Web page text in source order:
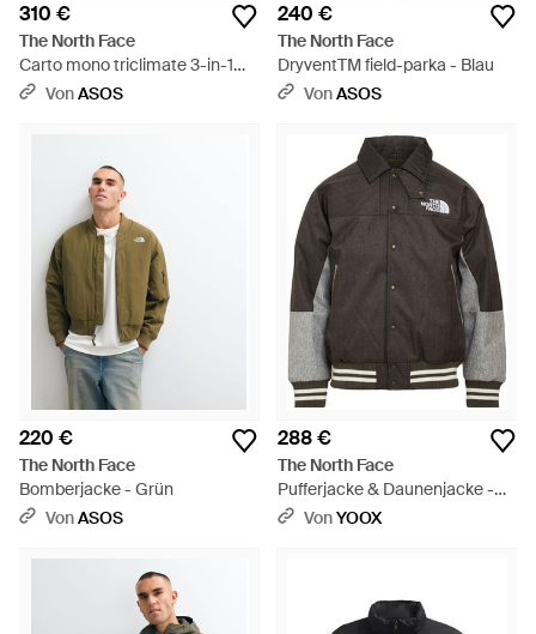
310 €
The North Face
Carto mono triclimate 3-in-1
kapuzenjacke - Blau
VonASOS
240 €
The North Face
DryventTM field-parka - Blau
VonASOS
220 €
The North Face
Bomberjacke - Grün
VonASOS
288 €
The North Face
Pufferjacke & Daunenjacke -
GrauVonYOOX